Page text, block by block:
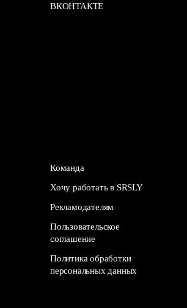
ВКОНТАКТЕ
Команда
Хочу работать в SRSLY
Рекламодателям
Пользовательское
соглашение
Политика обработки
персональных данных